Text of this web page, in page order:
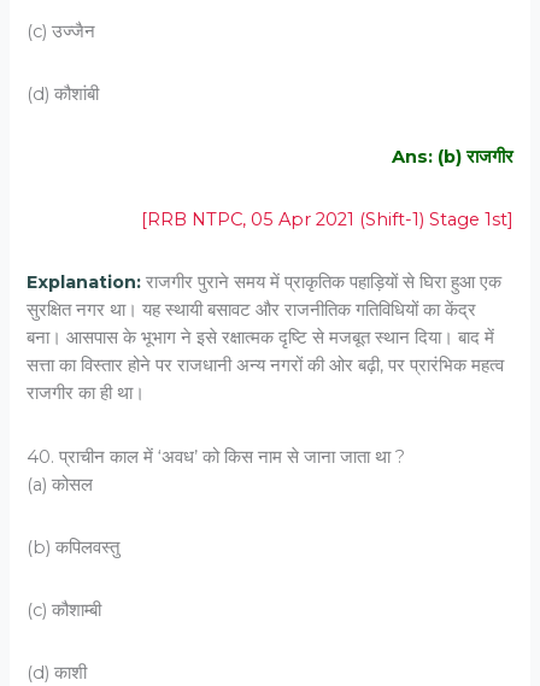
(c) उज्जैन
(d) कौशांबी
Ans: (b) राजगीर
[RRB NTPC, 05 Apr 2021 (Shift-1) Stage 1st]
Explanation: राजगीर पुराने समय में प्राकृतिक पहाड़ियों से घिरा हुआ एक
सुरक्षित नगर था। यह स्थायी बसावट और राजनीतिक गतिविधियों का केंद्र
बना। आसपास के भूभाग ने इसे रक्षात्मक दृष्टि से मजबूत स्थान दिया। बाद में
सत्ता का विस्तार होने पर राजधानी अन्य नगरों की ओर बढ़ी, पर प्रारंभिक महत्व
राजगीर का ही था।
40. प्राचीन काल में ‘अवध’ को किस नाम से जाना जाता था ?
(a) कोसल
(b) कपिलवस्तु
(c) कौशाम्बी
(d) काशी